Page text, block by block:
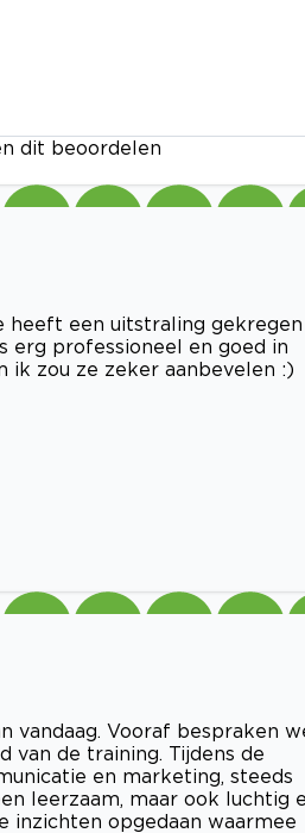
dit beoordelen
heeft een uitstraling gekregen
erg professioneel en goed in
ik zou ze zeker aanbevelen :)
vandaag. Vooraf bespraken
van de training. Tijdens de
en marketing, steeds
leerzaam, maar ook luchtig
inzichten opgedaan waarmee